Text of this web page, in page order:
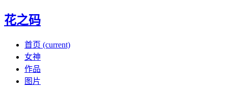
花之码
首页 (current)
女神
作品
图片